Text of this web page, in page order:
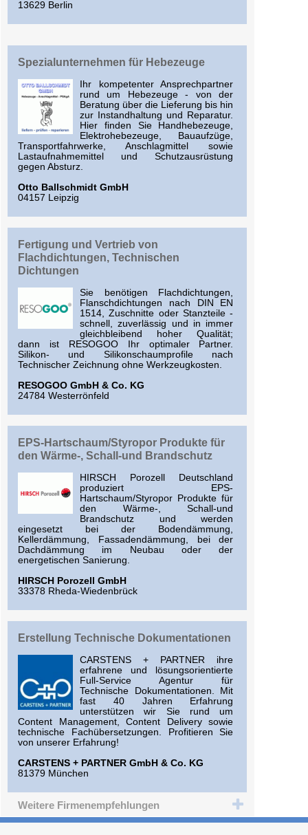
13629 Berlin
Spezialunternehmen für Hebezeuge
Ihr kompetenter Ansprechpartner
rund um Hebezeuge - von der
Beratung über die Lieferung bis hin
zur Instandhaltung und Reparatur.
Hier finden Sie Handhebezeuge,
Elektrohebezeuge, Bauaufzüge,
Transportfahrwerke, Anschlagmittel sowie
Lastaufnahmemittel und Schutzausrüstung
gegen Absturz.
Otto Ballschmidt GmbH
04157 Leipzig
Fertigung und Vertrieb von
Flachdichtungen, Technischen
Dichtungen
Sie benötigen Flachdichtungen,
Flanschdichtungen nach DIN EN
1514, Zuschnitte oder Stanzteile -
schnell, zuverlässig und in immer
gleichbleibend hoher Qualität;
dann ist RESOGOO Ihr optimaler Partner.
Silikon- und Silikonschaumprofile nach
Technischer Zeichnung ohne Werkzeugkosten.
RESOGOO GmbH & Co. KG
24784 Westerrönfeld
EPS-Hartschaum/Styropor Produkte für
den Wärme-, Schall-und Brandschutz
HIRSCH Porozell Deutschland
produziert EPS-
Hartschaum/Styropor Produkte für
den Wärme-, Schall-und
Brandschutz und werden
eingesetzt bei der Bodendämmung,
Kellerdämmung, Fassadendämmung, bei der
Dachdämmung im Neubau oder der
energetischen Sanierung.
HIRSCH Porozell GmbH
33378 Rheda-Wiedenbrück
Erstellung Technische Dokumentationen
CARSTENS + PARTNER ihre
erfahrene und lösungsorientierte
Full-Service Agentur für
Technische Dokumentationen. Mit
fast 40 Jahren Erfahrung
unterstützen wir Sie rund um
Content Management, Content Delivery sowie
technische Fachübersetzungen. Profitieren Sie
von unserer Erfahrung!
CARSTENS + PARTNER GmbH & Co. KG
81379 München
Weitere Firmenempfehlungen